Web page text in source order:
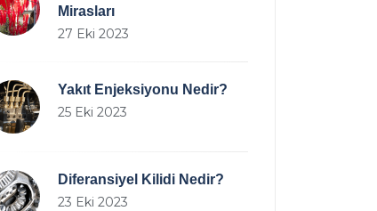
Mirasları
27 Eki 2023
Yakıt Enjeksiyonu Nedir?
25 Eki 2023
Diferansiyel Kilidi Nedir?
23 Eki 2023